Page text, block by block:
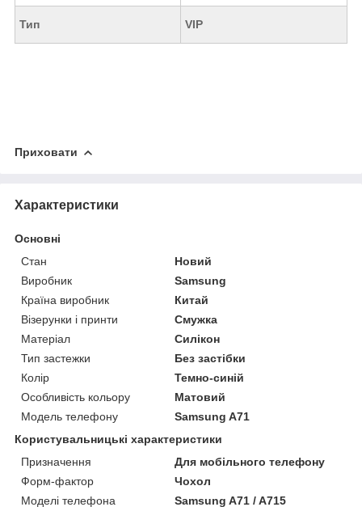
Тип VIP
Приховати
Характеристики
Основні
Стан
Новий
Виробник
Samsung
Країна виробник
Китай
Візерунки і принти
Смужка
Матеріал
Силікон
Тип застежки
Без застібки
Колір
Темно-синій
Особливість кольору
Матовий
Модель телефону
Samsung A71
Користувальницькі характеристики
Призначення
Для мобільного телефону
Форм-фактор
Чохол
Моделі телефона
Samsung A71 / A715